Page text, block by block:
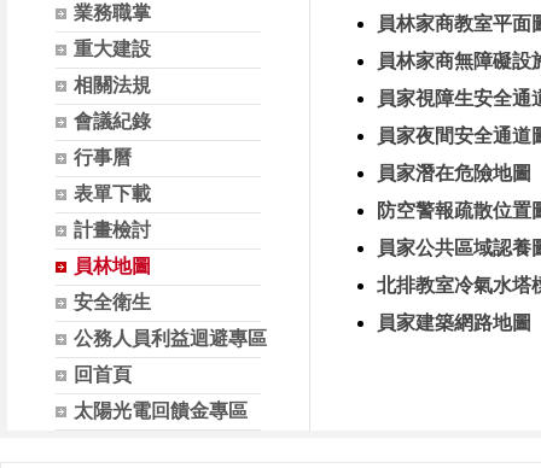
業務職掌
重大建設
相關法規
會議紀錄
行事曆
表單下載
計畫檢討
員林地圖
安全衛生
公務人員利益迴避專區
回首頁
太陽光電回饋金專區
員林家商教室平面
員林家商無障礙設
員家視障生安全通
員家夜間安全通道
員家潛在危險地圖
防空警報疏散位置
員家公共區域認養
北排教室冷氣水塔
員家建築網路地圖